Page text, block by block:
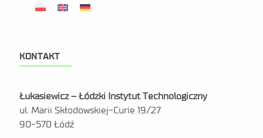
KONTAKT
Łukasiewicz – Łódzki Instytut Technologiczny
ul. Marii Skłodowskiej-Curie 19/27
90-570 Łódź